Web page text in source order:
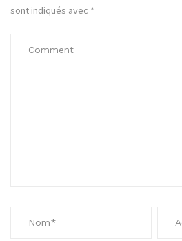
sont indiqués avec *